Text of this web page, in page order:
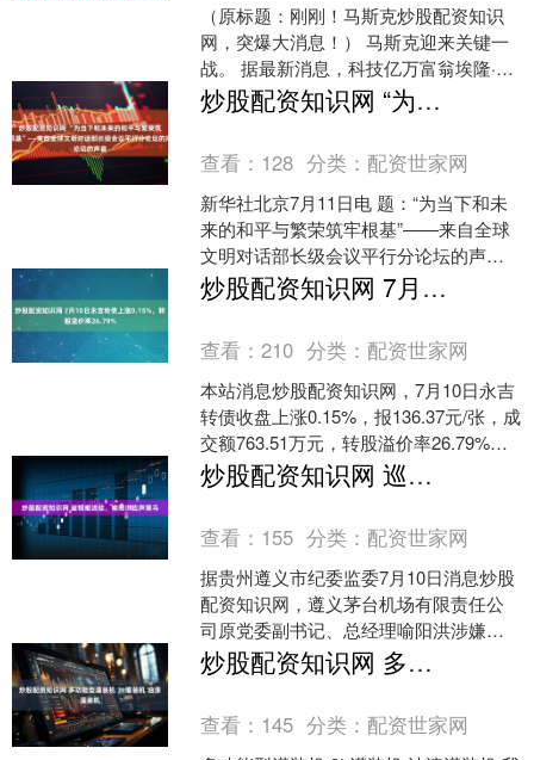
（原标题：刚刚！马斯克炒股配资知识
网，突爆大消息！） 马斯克迎来关键一
战。 据最新消息，科技亿万富翁埃隆·马
斯克旗下的太空探索技术公司同意向马
斯克创办的人工智能....
炒股配资知识网 “为当下和未来的和平与繁荣筑牢根基”——来自全球文明对话部长级会议平行分论坛的声音
查看： 128 分类： 配资世家网
新华社北京7月11日电 题：“为当下和未
来的和平与繁荣筑牢根基”——来自全球
文明对话部长级会议平行分论坛的声音
炒股配资知识网 新华社记者 7月11日，
全球文明对....
炒股配资知识网 7月10日永吉转债上涨0.15%，转股溢价率26.79%
查看：210 分类： 配资世家网
本站消息炒股配资知识网，7月10日永吉
转债收盘上涨0.15%，报136.37元/张，成
交额763.51万元，转股溢价率26.79%。
资料显示，永吉转债信用级别....
炒股配资知识网 巡视组进驻，喻阳洪应声落马
查看： 155 分类： 配资世家网
据贵州遵义市纪委监委7月10日消息炒股
配资知识网，遵义茅台机场有限责任公
司原党委副书记、总经理喻阳洪涉嫌严
重违纪违法，目前正接受审查调查。 公
开资料显示，喻阳洪....
炒股配资知识网 多功能型灌装机 3L灌装机 油漆灌装机
查看： 145 分类： 配资世家网